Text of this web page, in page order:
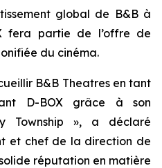
global de B&B à
fera partie de l’offre de
du cinéma.
B&B Theatres en tant
D-BOX grâce à son
Township », a déclaré
et chef de la direction de
réputation en matière